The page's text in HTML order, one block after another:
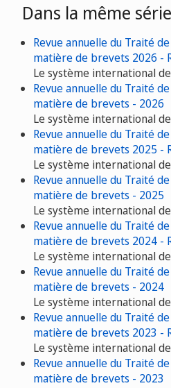
Dans la même série
Revue annuelle du Traité
matière de brevets 2026 -
Le système international
Revue annuelle du Traité
matière de brevets - 2026
Le système international
Revue annuelle du Traité
matière de brevets 2025 -
Le système international
Revue annuelle du Traité
matière de brevets - 2025
Le système international
Revue annuelle du Traité
matière de brevets 2024 -
Le système international
Revue annuelle du Traité
matière de brevets - 2024
Le système international
Revue annuelle du Traité
matière de brevets 2023 -
Le système international
Revue annuelle du Traité
matière de brevets - 2023